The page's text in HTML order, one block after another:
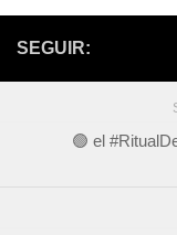
SEGUIR:
🟢 el